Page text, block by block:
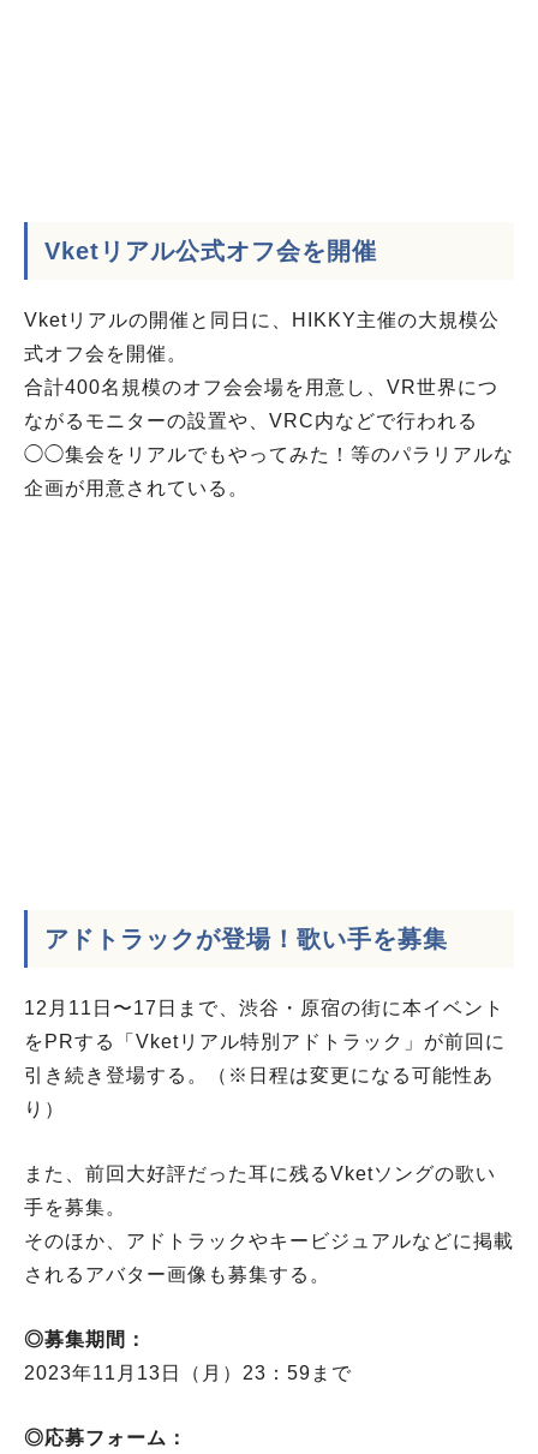
Vketリアル公式オフ会を開催
Vketリアルの開催と同日に、HIKKY主催の大規模公
式オフ会を開催。
合計400名規模のオフ会会場を用意し、VR世界につ
ながるモニターの設置や、VRC内などで行われる
◯◯集会をリアルでもやってみた！等のパラリアルな
企画が用意されている。
アドトラックが登場！歌い手を募集
12月11日〜17日まで、渋谷・原宿の街に本イベント
をPRする「Vketリアル特別アドトラック」が前回に
引き続き登場する。（※日程は変更になる可能性あ
り）
また、前回大好評だった耳に残るVketソングの歌い
手を募集。
そのほか、アドトラックやキービジュアルなどに掲載
されるアバター画像も募集する。
◎募集期間：
2023年11月13日（月）23：59まで
◎応募フォーム：